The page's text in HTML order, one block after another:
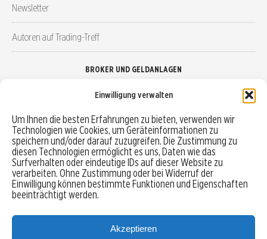
Einwilligung verwalten
Um Ihnen die besten Erfahrungen zu bieten, verwenden wir
Technologien wie Cookies, um Geräteinformationen zu
speichern und/oder darauf zuzugreifen. Die Zustimmung zu
diesen Technologien ermöglicht es uns, Daten wie das
Surfverhalten oder eindeutige IDs auf dieser Website zu
verarbeiten. Ohne Zustimmung oder bei Widerruf der
Einwilligung können bestimmte Funktionen und Eigenschaften
beeinträchtigt werden.
Akzeptieren
Newsletter
Autoren auf Trading-Treff
BROKER UND GELDANLAGEN
Robo-Advisor vergleichen
Depotvergleich
Festgeld vergleichen
Tagesgeld vergleichen